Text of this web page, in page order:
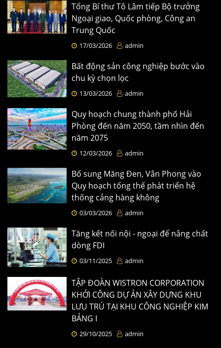
Tổng Bí thư Tô Lâm tiếp Bộ trưởng
Ngoại giao, Quốc phòng, Công an
Trung Quốc
17/03/2026 admin
Bất động sản công nghiệp bước vào
chu kỳ chọn lọc
13/03/2026 admin
Quy hoạch chung thành phố Hải
Phòng đến năm 2050, tầm nhìn đến
năm 2075
12/03/2026 admin
Bổ sung Măng Đen, Vân Phong vào
Quy hoạch tổng thể phát triển hệ
thống cảng hàng không
03/03/2026 admin
Tăng kết nối nội - ngoại để nâng chất
dòng FDI
03/11/2025 admin
TẬP ĐOÀN WISTRON CORPORATION
KHỞI CÔNG DỰ ÁN XÂY DỰNG KHU
LƯU TRÚ TẠI KHU CÔNG NGHIỆP KIM
BẢNG I
29/10/2025 admin